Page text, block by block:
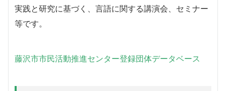
実践と研究に基づく、言語に関する講演会、セミナー
等です。
藤沢市市民活動推進センター登録団体データベース